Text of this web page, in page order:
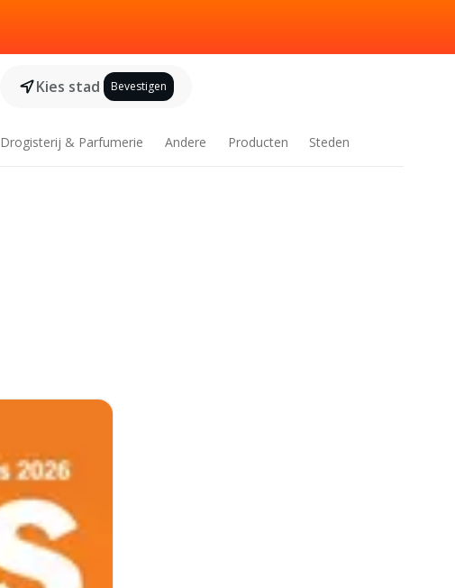
Kies stad Bevestigen
Drogisterij & Parfumerie Andere Producten Steden